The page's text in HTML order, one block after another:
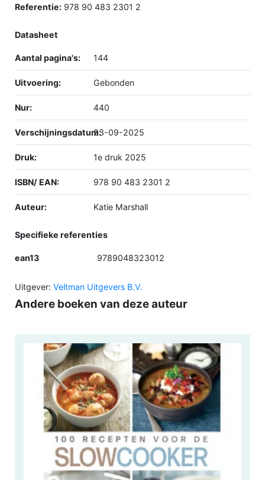
Referentie: 978 90 483 2301 2
Datasheet
Aantal pagina's: 144
Uitvoering: Gebonden
Nur: 440
Verschijningsdatum:23-09-2025
Druk: 1e druk 2025
ISBN/ EAN: 978 90 483 2301 2
Auteur: Katie Marshall
Specifieke referenties
ean13 9789048323012
Uitgever: Veltman Uitgevers B.V.
Andere boeken van deze auteur